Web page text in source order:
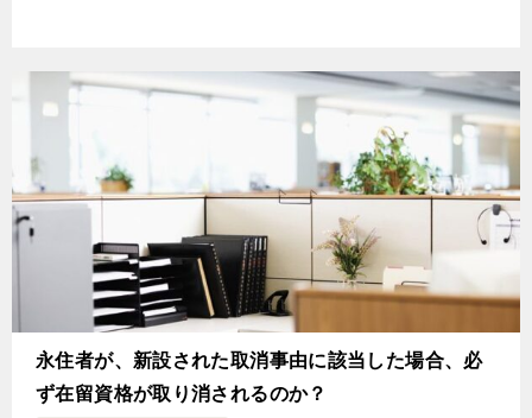
永住者が、新設された取消事由に該当した場合、必
ず在留資格が取り消されるのか？